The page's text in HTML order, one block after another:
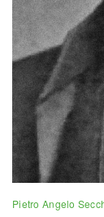
Pietro Angelo